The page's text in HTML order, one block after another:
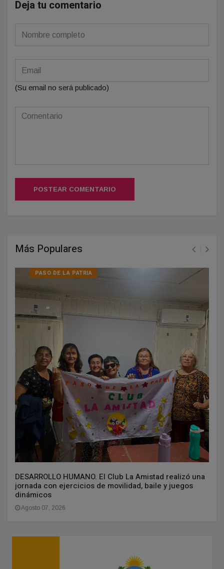
Deja tu comentario
(Su email no será publicado)
POSTEAR COMENTARIO
Más Populares
PASO DE LA PATRIA
DESARROLLO HUMANO. El Club La Amistad realizó una
jornada con ejercicios de movilidad, baile y juegos
dinámicos
Agosto 07, 2026